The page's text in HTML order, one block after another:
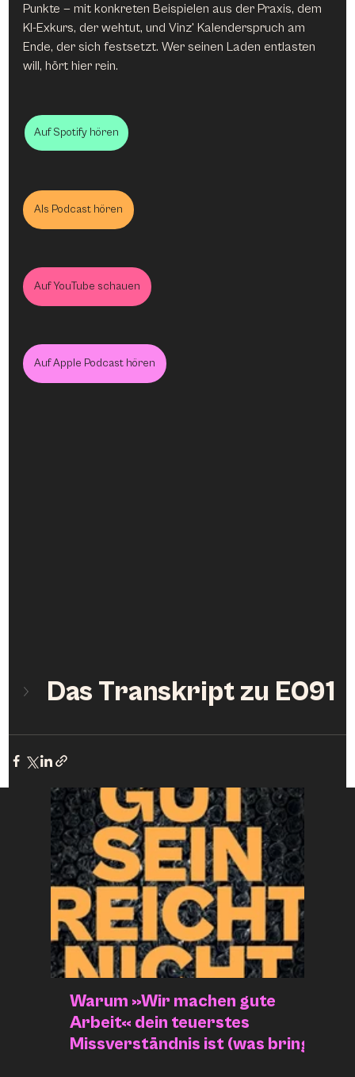
Warum »Wir machen gute
Arbeit« dein teuerstes
Missverständnis ist (was bringt
Punkte — mit konkreten Beispielen aus der Praxis, dem
KI-Exkurs, der wehtut, und Vinz' Kalenderspruch am
Ende, der sich festsetzt. Wer seinen Laden entlasten
will, hört hier rein.
Auf Spotify hören
Als Podcast hören
Auf YouTube schauen
Auf Apple Podcast hören
Das Transkript zu E091